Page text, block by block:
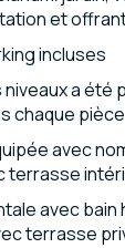
et
incluses
a été
chaque pièce
avec
terrasse
avec
terrasse